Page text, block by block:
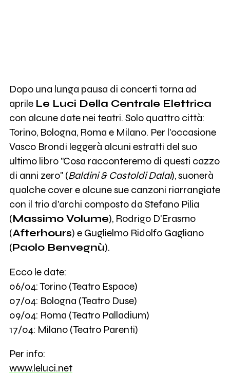
Dopo una lunga pausa di concerti torna ad
aprile Le Luci Della Centrale Elettrica
con alcune date nei teatri. Solo quattro città:
Torino, Bologna, Roma e Milano. Per l'occasione
Vasco Brondi leggerà alcuni estratti del suo
ultimo libro "Cosa racconteremo di questi cazzo
di anni zero" (Baldini & Castoldi Dalai), suonerà
qualche cover e alcune sue canzoni riarrangiate
con il trio d'archi composto da Stefano Pilia
(Massimo Volume), Rodrigo D'Erasmo
(Afterhours) e Guglielmo Ridolfo Gagliano
(Paolo Benvegnù).
Ecco le date:
06/04: Torino (Teatro Espace)
07/04: Bologna (Teatro Duse)
09/04: Roma (Teatro Palladium)
17/04: Milano (Teatro Parenti)
Per info:
www.leluci.net